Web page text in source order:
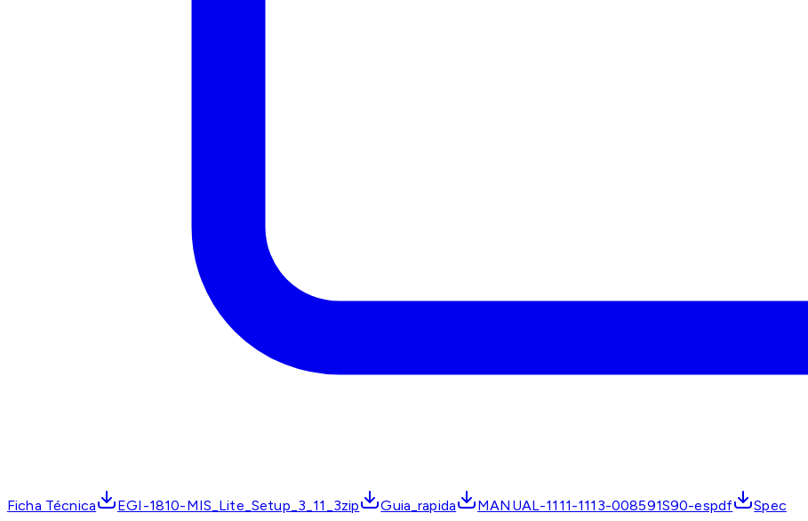
Ficha Técnica EGI-1810-MIS_Lite_Setup_3_11_3zip Guia_rapida MANUAL-1111-1113-008591S90-espdf Spec